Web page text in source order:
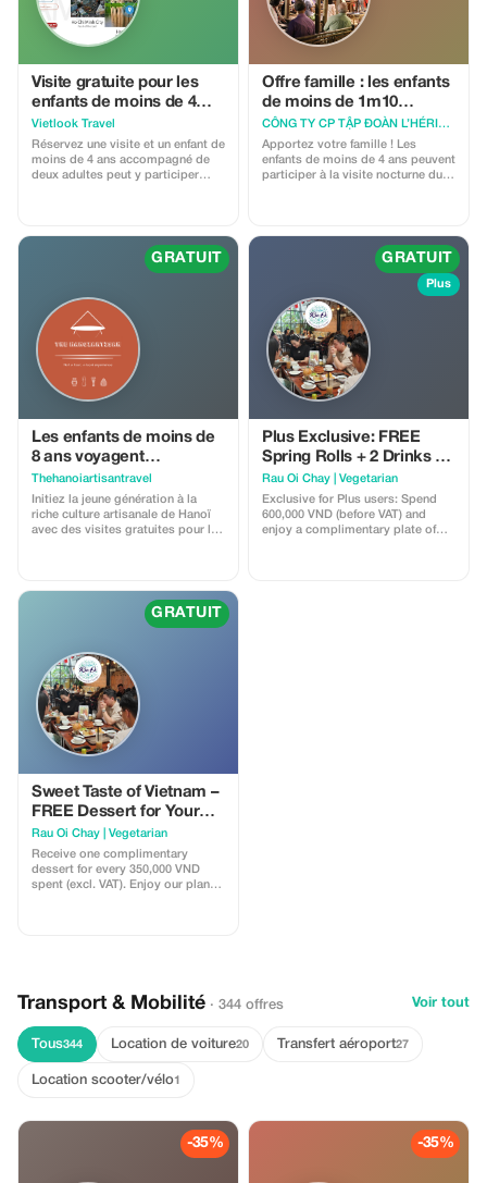
Visite gratuite pour les
enfants de moins de 4
ans
Vietlook Travel
Réservez une visite et un enfant de
moins de 4 ans accompagné de
deux adultes peut y participer
Offre famille : les enfants
de moins de 1m10
voyagent gratuitement
CÔNG TY CP TẬP ĐOÀN L’HÉRITAGE
Apportez votre famille ! Les
enfants de moins de 4 ans peuvent
participer à la visite nocturne du
GRATUIT
Les enfants de moins de
8 ans voyagent
gratuitement
Thehanoiartisantravel
Initiez la jeune génération à la
riche culture artisanale de Hanoï
avec des visites gratuites pour les
GRATUIT
Plus
Plus Exclusive: FREE
Spring Rolls + 2 Drinks –
Vietnamese Experience
Rau Oi Chay | Vegetarian
Exclusive for Plus users: Spend
600,000 VND (before VAT) and
enjoy a complimentary plate of
GRATUIT
Sweet Taste of Vietnam –
FREE Dessert for Your
Journey
Rau Oi Chay | Vegetarian
Receive one complimentary
dessert for every 350,000 VND
spent (excl. VAT). Enjoy our plant-
Transport & Mobilité · 344 offres Voir tout
Tous344 Location de voiture20 Transfert aéroport27
Location scooter/vélo1
-35% -35%